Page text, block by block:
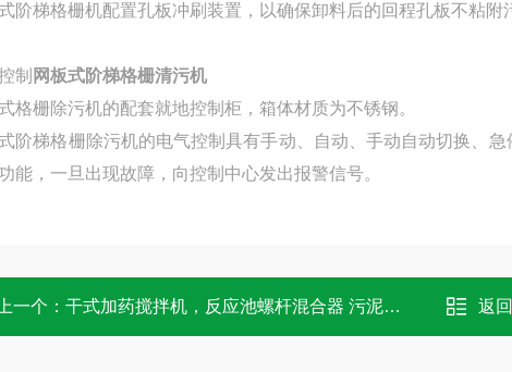
阶梯格栅机配置孔板冲刷装置，以确保卸料后的回程孔板不粘附
制 网板式阶梯格栅清污机
格栅除污机的配套就地控制柜，箱体材质为不锈钢。
阶梯格栅除污机的电气控制具有手动、自动、手动自动切换、
能，一旦出现故障，向控制中心发出报警信号。
一个： 干式加药搅拌机，反应池螺杆混合器 污泥搅拌机 返